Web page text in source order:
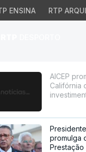
ENSINA RTP
AICEP
Califórnia
promulga
Prestação